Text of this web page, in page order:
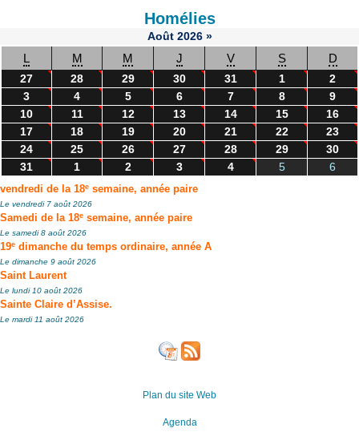
Homélies
Août 2026 »
L M M J V S D
27 28 29 30 31 1
2
3
4 5 6 7 8
9
10
11 12 13 14 15
16
17
18 19 20 21 22
23
24
25 26 27 28 29
30
31
1 2 3 4 5 6
vendredi de la 18e semaine, année paire
Le vendredi 7 août 2026
Samedi de la 18e semaine, année paire
Le samedi 8 août 2026
19e dimanche du temps ordinaire, année A
Le dimanche 9 août 2026
Saint Laurent
Le lundi 10 août 2026
Sainte Claire d’Assise.
Le mardi 11 août 2026
Plan du site Web
Agenda